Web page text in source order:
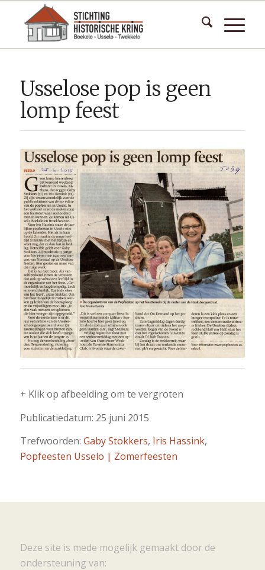
Usselose pop is geen
lomp feest
+ Klik op afbeelding om te vergroten
Publicatiedatum: 25 juni 2015
Trefwoorden: Gaby Stokkers, Iris Hassink,
Popfeesten Usselo | Zomerfeesten
Deze site is mede mogelijk gemaakt door de
ondersteuning van: